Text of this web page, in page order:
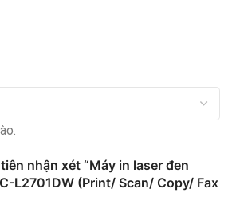
nhận xét “Máy in laser đen
L2701DW (Print/ Scan/ Copy/ Fax